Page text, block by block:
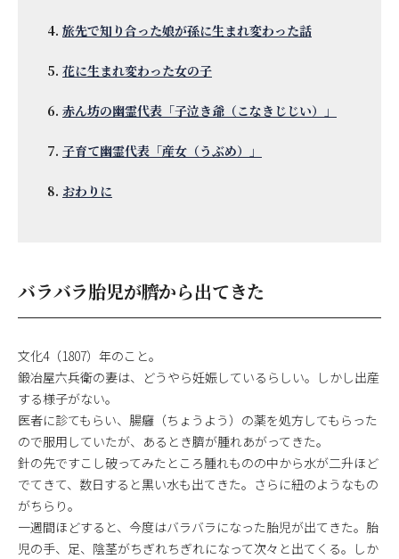
旅先で知り合った娘が孫に生まれ変わった話
花に生まれ変わった女の子
赤ん坊の幽霊代表「子泣き爺（こなきじじい）」
子育て幽霊代表「産女（うぶめ）」
おわりに
バラバラ胎児が臍から出てきた
文化4（1807）年のこと。
鍛冶屋六兵衛の妻は、どうやら妊娠しているらしい。しかし出産
する様子がない。
医者に診てもらい、腸癰（ちょうよう）の薬を処方してもらった
ので服用していたが、あるとき臍が腫れあがってきた。
針の先ですこし破ってみたところ腫れものの中から水が二升ほど
でてきて、数日すると黒い水も出てきた。さらに紐のようなもの
がちらり。
一週間ほどすると、今度はバラバラになった胎児が出てきた。胎
児の手、足、陰茎がちぎれちぎれになって次々と出てくる。しか